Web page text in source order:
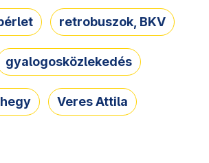
retrobuszok, BKV
gyalogosközlekedés
Veres Attila